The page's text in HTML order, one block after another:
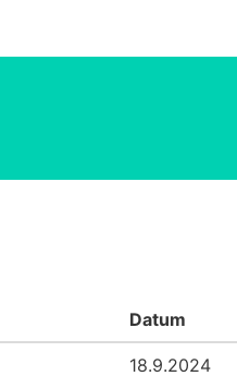
Datum
18.9.2024